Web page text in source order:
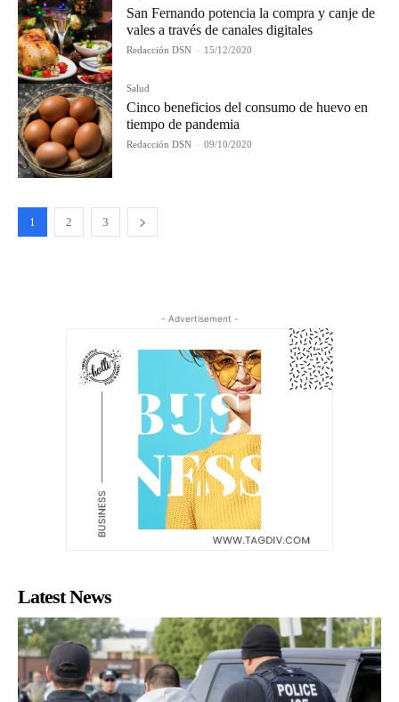
San Fernando potencia la compra y canje de
vales a través de canales digitales
Redacción DSN - 15/12/2020
Salud
Cinco beneficios del consumo de huevo en
tiempo de pandemia
Redacción DSN - 09/10/2020
1 2 3
- Advertisement -
Latest News